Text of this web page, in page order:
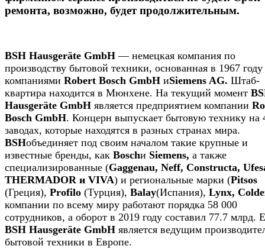
ремонта, возможно, будет продолжительным.
BSH Hausgeräte GmbH — немецкая компания по
производству бытовой техники, основанная в 1967 году
компаниями Robert Bosch GmbH иSiemens AG. Штаб-
квартира находится в Мюнхене. На текущий момент
Hausgeräte GmbH является предприятием компании
Bosch GmbH. Концерн выпускает бытовую технику на
заводах, которые находятся в разных странах мира.
BSHобъединяет под своим началом такие крупные и
известные бренды, как Boschи Siemens, а также
специализированные (Gaggenau, Neff, Constructa,
THERMADOR и VIVA) и региональные марки (Pitsos
(Греция), Profilo (Турция), Balay(Испания), Lynx,
компании по всему миру работают порядка 58 000
сотрудников, а оборот в 2019 году составил 77.7 млрд.
BSH Hausgeräte GmbH является ведущим
бытовой техники в Европе.